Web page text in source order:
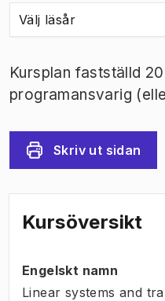
Välj läsår
Kursplan fastställd
programansvarig
Skriv ut sidan
Kursöversikt
Engelskt namn
Linear systems and